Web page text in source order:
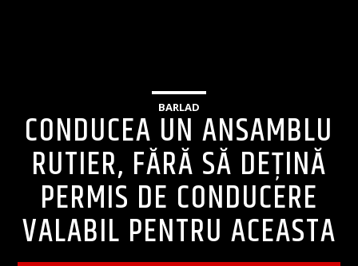
BARLAD
CONDUCEA UN ANSAMBLU
RUTIER, FĂRĂ SĂ DEŢINĂ
PERMIS DE CONDUCERE
VALABIL PENTRU ACEASTA